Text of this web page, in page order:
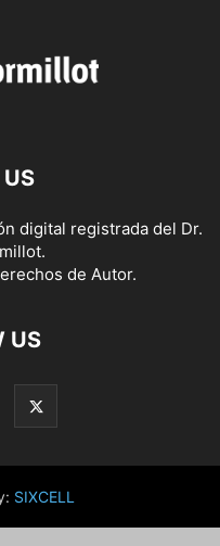
digital registrada del Dr.
de Autor.
US
SIXCELL